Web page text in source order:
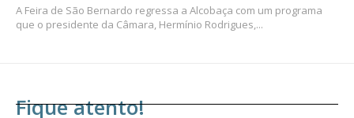
A Feira de São Bernardo regressa a Alcobaça com um programa
que o presidente da Câmara, Hermínio Rodrigues,...
Fique atento!